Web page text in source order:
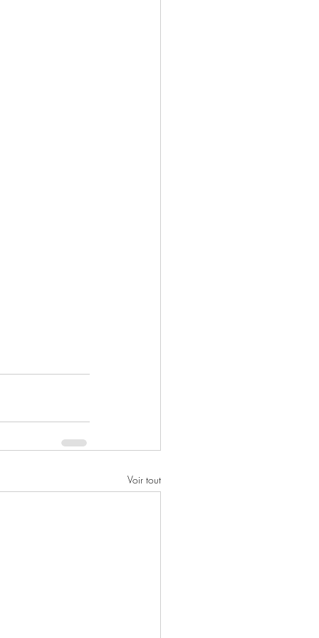
Voir tout